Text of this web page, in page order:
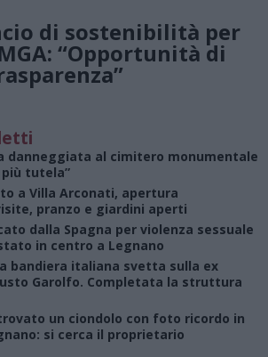
di sostenibilità per
“Opportunità di
danneggiata al cimitero monumentale
più tutela”
a Villa Arconati, apertura
pranzo e giardini aperti
dalla Spagna per violenza sessuale
in centro a Legnano
bandiera italiana svetta sulla ex
Garolfo. Completata la struttura
un ciondolo con foto ricordo in
si cerca il proprietario